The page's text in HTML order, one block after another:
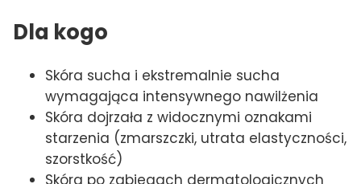
Dla kogo
Skóra sucha i ekstremalnie sucha
wymagająca intensywnego nawilżenia
Skóra dojrzała z widocznymi oznakami
starzenia (zmarszczki, utrata elastyczności,
szorstkość)